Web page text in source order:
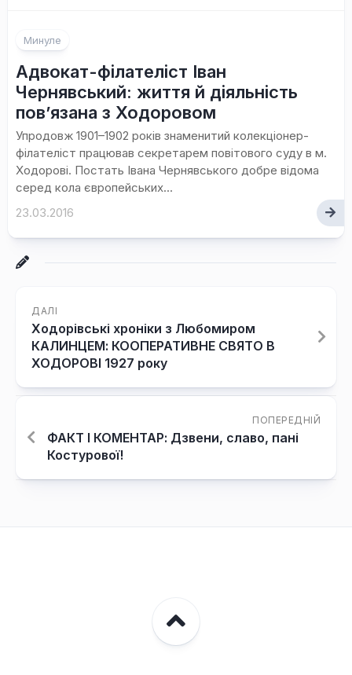
Минуле
Адвокат-філателіст Іван
Чернявський: життя й діяльність
повʼязана з Ходоровом
Упродовж 1901–1902 років знаменитий колекціонер-
філателіст працював секретарем повітового суду в м.
Ходорові. Постать Івана Чернявського добре відома
серед кола європейських...
23.03.2016
ДАЛІ
Ходорівські хроніки з Любомиром
КАЛИНЦЕМ: КООПЕРАТИВНЕ СВЯТО В
ХОДОРОВІ 1927 року
ПОПЕРЕДНІЙ
ФАКТ І КОМЕНТАР: Дзвени, славо, пані
Костурової!